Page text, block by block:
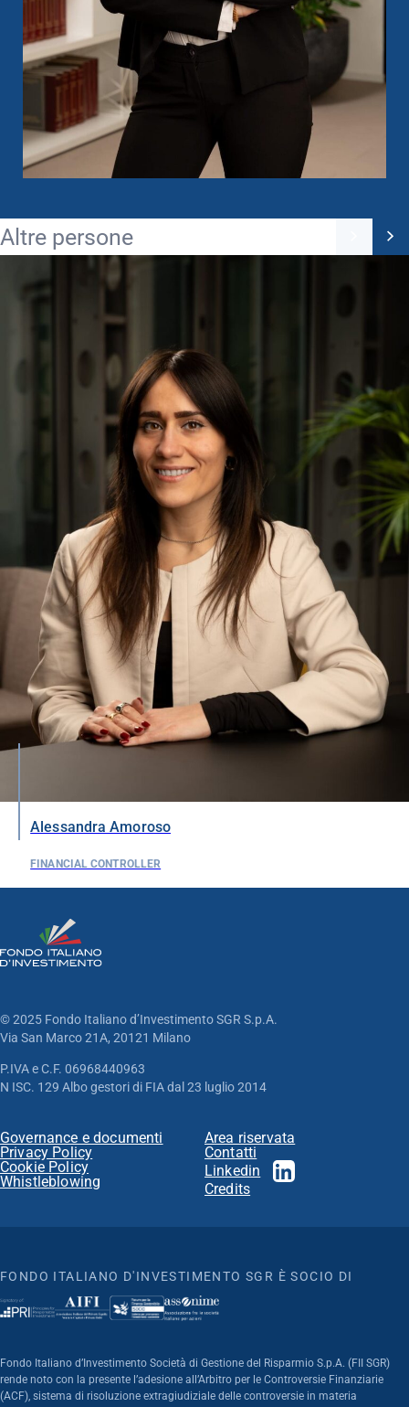
Altre persone
Alessandra Amoroso
FINANCIAL CONTROLLER
© 2025 Fondo Italiano d’Investimento SGR S.p.A.
Via San Marco 21A, 20121 Milano
P.IVA e C.F. 06968440963
N ISC. 129 Albo gestori di FIA dal 23 luglio 2014
Governance e documenti
Privacy Policy
Cookie Policy
Whistleblowing
Area riservata
Contatti
Linkedin
Credits
FONDO ITALIANO D'INVESTIMENTO SGR È SOCIO DI
Fondo Italiano d’Investimento Società di Gestione del Risparmio S.p.A. (FII SGR)
rende noto con la presente l’adesione all’Arbitro per le Controversie Finanziarie
(ACF), sistema di risoluzione extragiudiziale delle controversie in materia